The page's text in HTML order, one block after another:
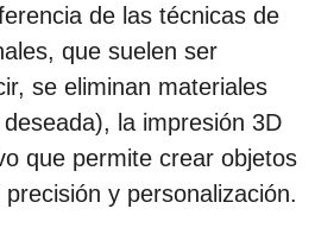
de las técnicas de
que suelen ser
se eliminan materiales
la impresión 3D
que permite crear objetos
y personalización.